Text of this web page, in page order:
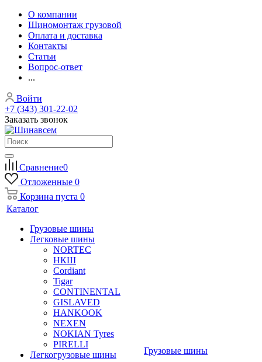
О компании
Шиномонтаж грузовой
Оплата и доставка
Контакты
Статьи
Вопрос-ответ
...
Войти
+7 (343) 301-22-02
Заказать звонок
Сравнение0
Отложенные 0
Корзина пуста 0
Каталог
Грузовые шины
Легковые шины
NORTEС
НКШ
Cordiant
Tigar
CONTINENTAL
GISLAVED
HANKOOK
NEXEN
NOKIAN Tyres
PIRELLI
Легкогрузовые шины
Грузовые шины